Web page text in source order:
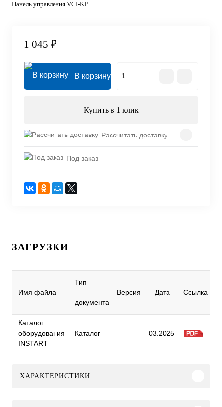
Панель управления VCI-KP
1 045 ₽
В корзину
Купить в 1 клик
Рассчитать доставку
Под заказ
ЗАГРУЗКИ
Имя файла
Тип
документа
Версия Дата Ссылка
Каталог
оборудования
INSTART
Каталог 03.2025
ХАРАКТЕРИСТИКИ